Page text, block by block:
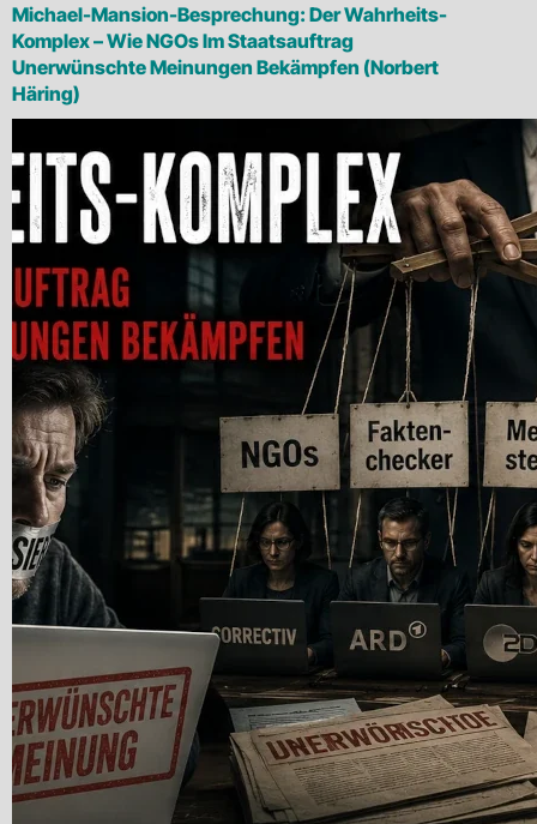
Michael-Mansion-Besprechung: Der Wahrheits-
Komplex – Wie NGOs Im Staatsauftrag
Unerwünschte Meinungen Bekämpfen (Norbert
Häring)